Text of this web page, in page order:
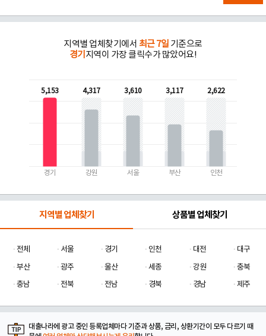
지역별 업체찾기에서 최근 7일 기준으로
경기 지역이 가장 클릭수가 많았어요!
5,153
경기
4,317
강원
3,610
서울
3,117
부산
2,622
인천
지역별 업체찾기 상품별 업체찾기
전체 서울 경기 인천 대전
대구
부산
광주 울산 세종 강원
충북
충남
전북 전남 경북 경남 제주
대출나라에 광고 중인 등록업체마다 기준과 상품, 금리, 상환기간이 모두 다르기 때